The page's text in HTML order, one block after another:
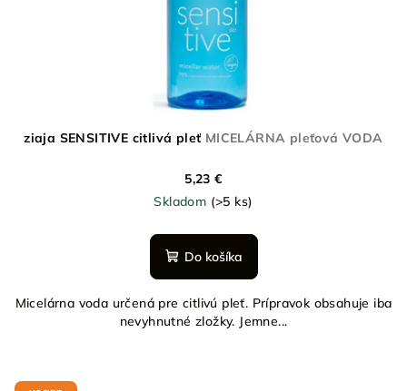
ziaja SENSITIVE citlivá pleť MICELÁRNA pleťová VODA
5,23 €
Skladom (>5 ks)
Do košíka
Micelárna voda určená pre citlivú pleť. Prípravok obsahuje iba
nevyhnutné zložky. Jemne...